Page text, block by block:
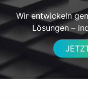
Wir entwickeln
Lösungen –